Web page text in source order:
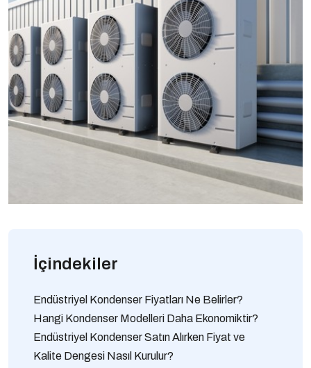
İçindekiler
Endüstriyel Kondenser Fiyatları Ne Belirler?
Hangi Kondenser Modelleri Daha Ekonomiktir?
Endüstriyel Kondenser Satın Alırken Fiyat ve
Kalite Dengesi Nasıl Kurulur?